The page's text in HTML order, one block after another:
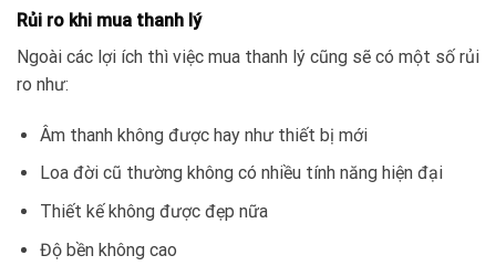
Rủi ro khi mua thanh lý
Ngoài các lợi ích thì việc mua thanh lý cũng sẽ có một số rủi
ro như:
Âm thanh không được hay như thiết bị mới
Loa đời cũ thường không có nhiều tính năng hiện đại
Thiết kế không được đẹp nữa
Độ bền không cao